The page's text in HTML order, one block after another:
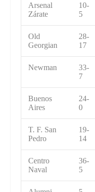
Arsenal
Zárate
10-
5
Old
Georgian
28-
17
Newman
33-
7
Buenos
Aires
24-
0
T. F. San
Pedro
19-
14
Centro
Naval
36-
5